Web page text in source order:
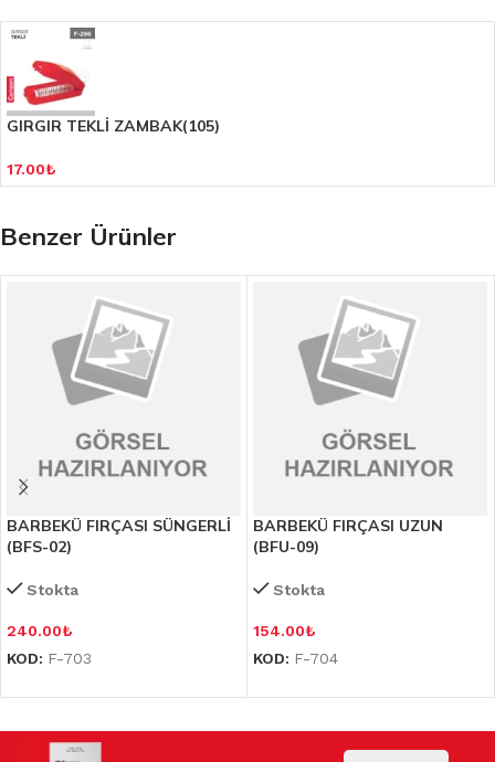
GIRGIR TEKLİ ZAMBAK(105)
17.00₺
Benzer Ürünler
BARBEKÜ FIRÇASI SÜNGERLİ
(BFS-02)
Stokta
240.00₺
KOD: F-703
BARBEKÜ FIRÇASI UZUN
(BFU-09)
Stokta
154.00₺
KOD: F-704